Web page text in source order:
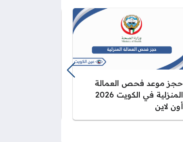
حجز موعد فحص العمالة
المنزلية في الكويت 2026
أون لاين